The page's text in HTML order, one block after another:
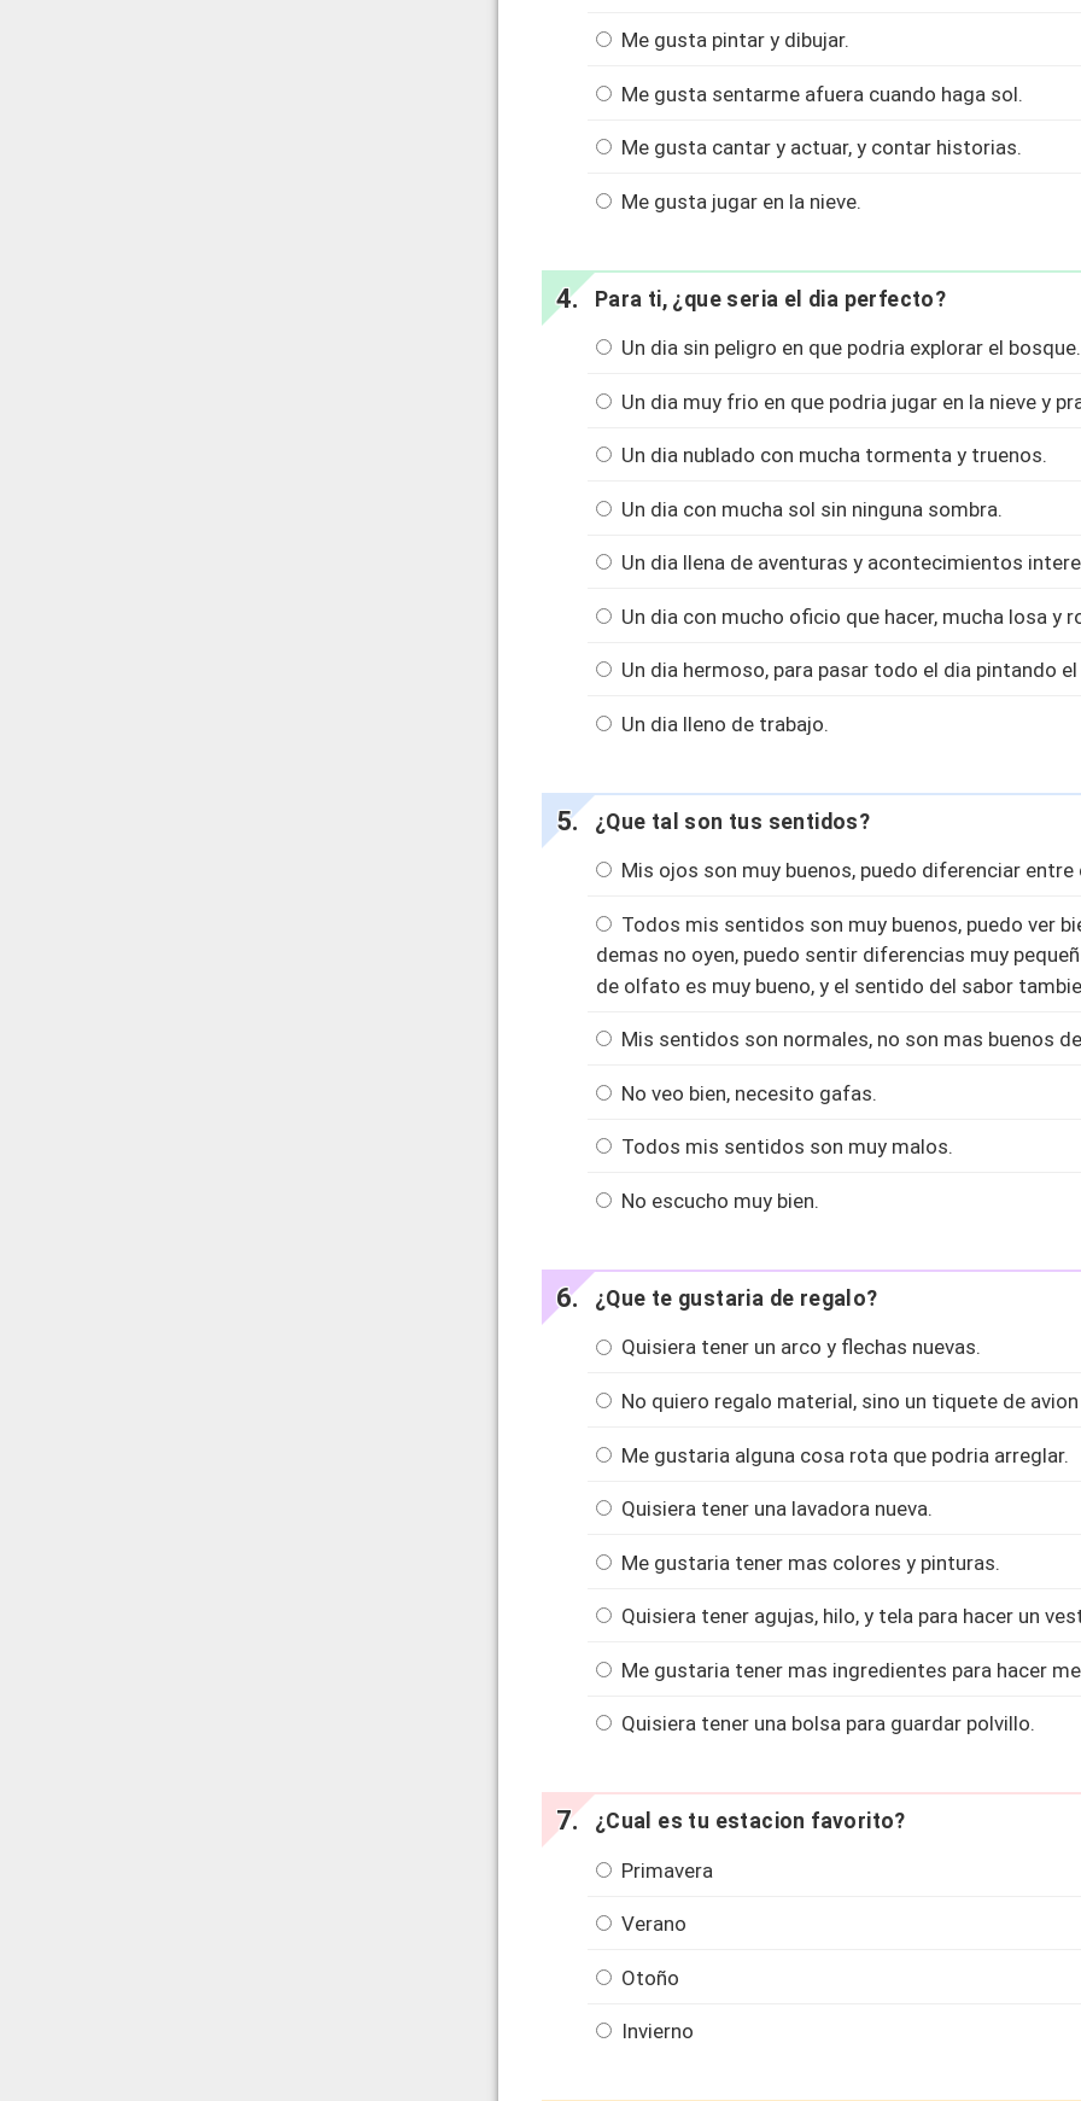
Me gusta pintar y dibujar.
Me gusta sentarme afuera cuando haga sol.
Me gusta cantar y actuar, y contar historias.
Me gusta jugar en la nieve.
Para ti, ¿que seria el dia perfecto?
Un dia sin peligro en que podria explorar el bosque.
Un dia muy frio en que podria jugar en la nieve y
Un dia nublado con mucha tormenta y truenos.
Un dia con mucha sol sin ninguna sombra.
Un dia llena de aventuras y acontecimientos
Un dia con mucho oficio que hacer, mucha losa y
Un dia hermoso, para pasar todo el dia pintando el
Un dia lleno de trabajo.
¿Que tal son tus sentidos?
Mis ojos son muy buenos, puedo diferenciar
Todos mis sentidos son muy buenos, puedo ver
demas no oyen, puedo sentir diferencias muy
de olfato es muy bueno, y el sentido del sabor
Mis sentidos son normales, no son mas buenos
No veo bien, necesito gafas.
Todos mis sentidos son muy malos.
No escucho muy bien.
¿Que te gustaria de regalo?
Quisiera tener un arco y flechas nuevas.
No quiero regalo material, sino un tiquete de
Me gustaria alguna cosa rota que podria arreglar.
Quisiera tener una lavadora nueva.
Me gustaria tener mas colores y pinturas.
Quisiera tener agujas, hilo, y tela para hacer un
Me gustaria tener mas ingredientes para hacer
Quisiera tener una bolsa para guardar polvillo.
¿Cual es tu estacion favorito?
Primavera
Verano
Otoño
Invierno